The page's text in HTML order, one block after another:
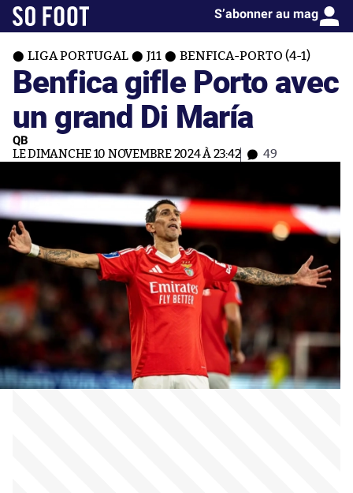
S’abonner au mag
LIGA PORTUGAL J11 BENFICA-PORTO (4-1)
Benfica gifle Porto avec
un grand Di María
QB
LE DIMANCHE 10 NOVEMBRE 2024 À 23:42 49